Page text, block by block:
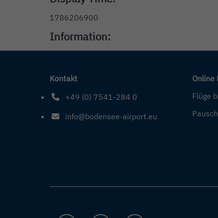
1786206900
Information:
Kontakt
+49 (0) 7541-284 0
Telefonnummer: 4 9 0 7 5 4 1 2 8 4 0
info@bodensee-airport.eu
E-Mail Adresse: info@bodensee-airport.eu
Online
Flüge